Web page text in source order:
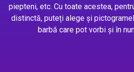
piepteni, etc. Cu toate acestea,
distinctă, puteți alege și
barbă care pot vorbi și în